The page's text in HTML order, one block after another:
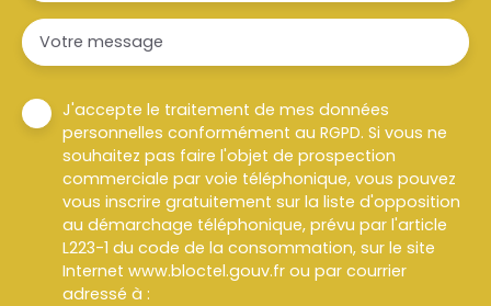
Votre message
J'accepte le traitement de mes données
personnelles conformément au RGPD. Si vous ne
souhaitez pas faire l'objet de prospection
commerciale par voie téléphonique, vous pouvez
vous inscrire gratuitement sur la liste d'opposition
au démarchage téléphonique, prévu par l'article
L223-1 du code de la consommation, sur le site
Internet www.bloctel.gouv.fr ou par courrier
adressé à :